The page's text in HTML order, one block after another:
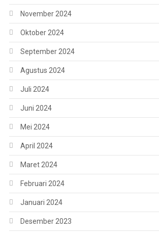
November 2024
Oktober 2024
September 2024
Agustus 2024
Juli 2024
Juni 2024
Mei 2024
April 2024
Maret 2024
Februari 2024
Januari 2024
Desember 2023